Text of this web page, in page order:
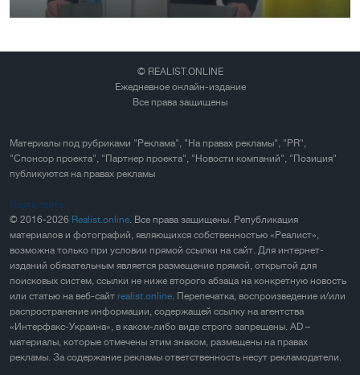
© REALIST.ONLINE
Ежедневное онлайн-издание
Все права защищены
Материалы под рубриками "Реклама", "На правах рекламы", "PR",
"Спонсор проекта", "Партнер проекта", "Новости компаний", "Позиция"
публикуются на правах рекламы
Карта сайта
© 2016-2026 Realist.online. Все права защищены. Републикация
материалов и фотографий, являющихся собственностью «Реалист»,
возможна только при условии прямой ссылки на сайт. Для интернет-
изданий обязательным является размещение прямой, открытой для
поисковых систем, ссылки не ниже второго абзаца на конкретную новость
или статью на веб-сайт realist.online. Перепечатка, воспроизведение и/или
распространение информации, содержащей ссылку на агентства
«Интерфакс-Украина», в каком-либо виде строго запрещены. AD –
материалы, которые отмечены этим знаком, размещены на правах
рекламы. За содержание рекламы ответственность несут рекламодатели.